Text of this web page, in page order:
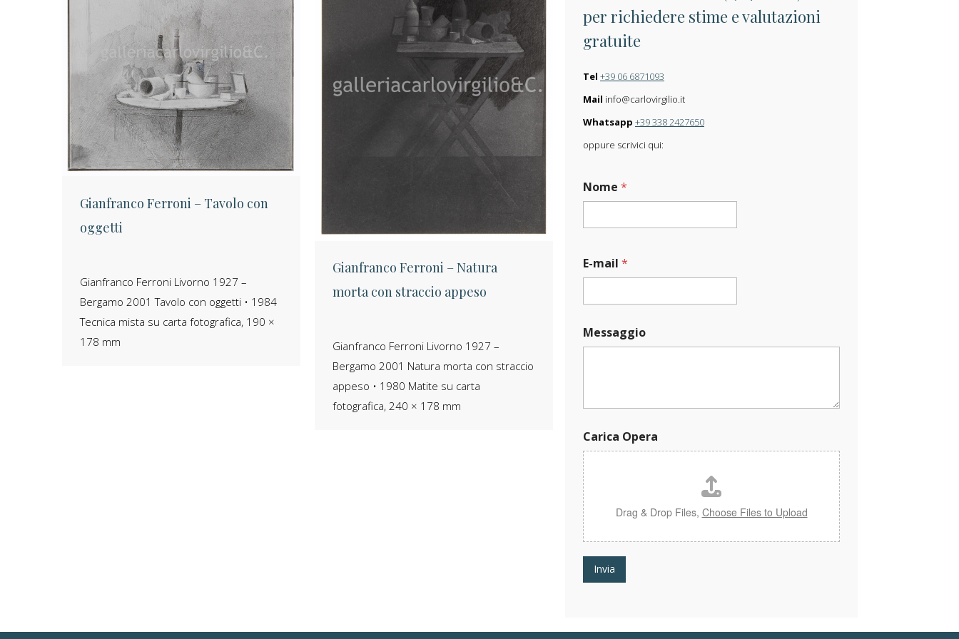
Gianfranco Ferroni – Tavolo con
oggetti
Gianfranco Ferroni Livorno 1927 –
Bergamo 2001 Tavolo con oggetti • 1984
Tecnica mista su carta fotografica, 190 ×
178 mm
Gianfranco Ferroni – Natura
morta con straccio appeso
Gianfranco Ferroni Livorno 1927 –
Bergamo 2001 Natura morta con straccio
appeso • 1980 Matite su carta
fotografica, 240 × 178 mm
per richiedere stime e valutazioni
gratuite
Tel +39 06 6871093
Mail info@carlovirgilio.it
Whatsapp +39 338 2427650
oppure scrivici qui:
Nome *
E-mail *
p
e
s
a
g
g
i
o
C
a
r
a
Messaggio
Carica Opera
Drag & Drop Files, Choose Files to Upload
Invia